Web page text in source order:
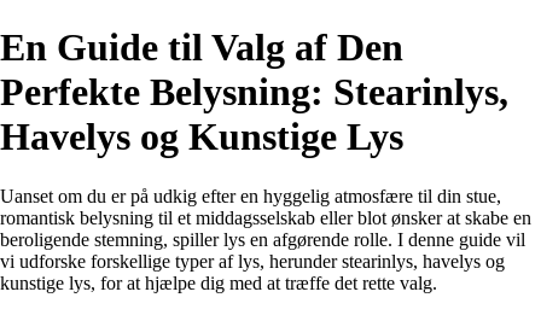
En Guide til Valg af Den
Perfekte Belysning: Stearinlys,
Havelys og Kunstige Lys
Uanset om du er på udkig efter en hyggelig atmosfære til din stue,
romantisk belysning til et middagsselskab eller blot ønsker at skabe en
beroligende stemning, spiller lys en afgørende rolle. I denne guide vil
vi udforske forskellige typer af lys, herunder stearinlys, havelys og
kunstige lys, for at hjælpe dig med at træffe det rette valg.